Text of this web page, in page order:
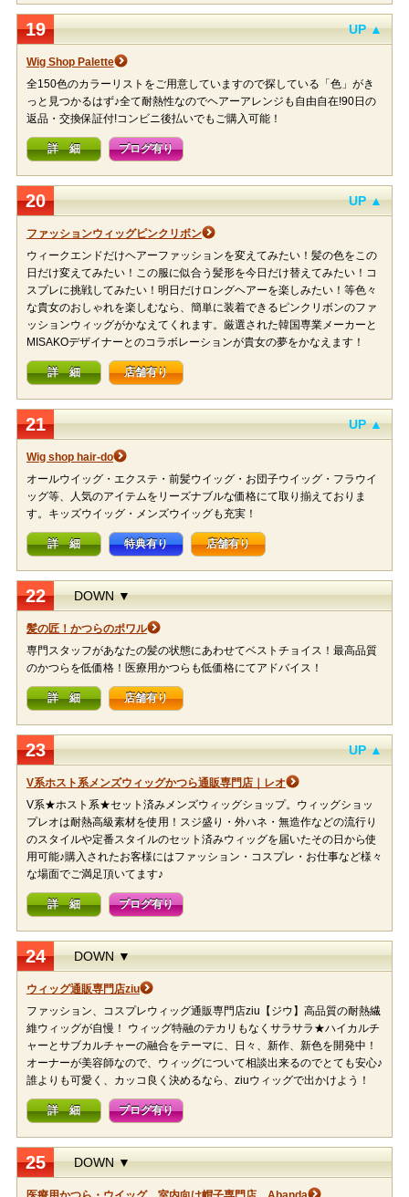
19 UP ▲
Wig Shop Palette
全150色のカラーリストをご用意していますので探している「色」がき
っと見つかるはず♪全て耐熱性なのでヘアーアレンジも自由自在!90日の
返品・交換保証付!コンビニ後払いでもご購入可能！
詳 細 ブログ有り
20 UP ▲
ファッションウィッグピンクリボン
ウィークエンドだけヘアーファッションを変えてみたい！髪の色をこの
日だけ変えてみたい！この服に似合う髪形を今日だけ替えてみたい！コ
スプレに挑戦してみたい！明日だけロングヘアーを楽しみたい！等色々
な貴女のおしゃれを楽しむなら、簡単に装着できるピンクリボンのファ
ッションウィッグがかなえてくれます。厳選された韓国専業メーカーと
MISAKOデザイナーとのコラボレーションが貴女の夢をかなえます！
詳 細 店舗有り
21 UP ▲
Wig shop hair-do
オールウイッグ・エクステ・前髪ウイッグ・お団子ウイッグ・フラウイ
ッグ等、人気のアイテムをリーズナブルな価格にて取り揃えておりま
す。キッズウイッグ・メンズウイッグも充実！
詳 細 特典有り 店舗有り
22 DOWN ▼
髪の匠！かつらのポワル
専門スタッフがあなたの髪の状態にあわせてベストチョイス！最高品質
のかつらを低価格！医療用かつらも低価格にてアドバイス！
詳 細 店舗有り
23 UP ▲
V系ホスト系メンズウィッグかつら通販専門店｜レオ
V系★ホスト系★セット済みメンズウィッグショップ。ウィッグショッ
プレオは耐熱高級素材を使用！スジ盛り・外ハネ・無造作などの流行り
のスタイルや定番スタイルのセット済みウィッグを届いたその日から使
用可能♪購入されたお客様にはファッション・コスプレ・お仕事など様々
な場面でご満足頂いてます♪
詳 細 ブログ有り
24 DOWN ▼
ウィッグ通販専門店ziu
ファッション、コスプレウィッグ通販専門店ziu【ジウ】高品質の耐熱繊
維ウィッグが自慢！ ウィッグ特融のテカリもなくサラサラ★ハイカルチ
ャーとサブカルチャーの融合をテーマに、日々、新作、新色を開発中！
オーナーが美容師なので、ウィッグについて相談出来るのでとても安心♪
誰よりも可愛く、カッコ良く決めるなら、ziuウィッグで出かけよう！
詳 細 ブログ有り
25 DOWN ▼